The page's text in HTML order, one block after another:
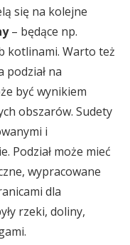
się na kolejne
– będące np.
kotlinami. Warto też
podział na
być wynikiem
obszarów. Sudety
i
Podział może mieć
wypracowane
dla
rzeki, doliny,